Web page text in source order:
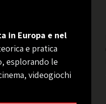
in Europa e nel
e pratica
esplorando le
videogiochi